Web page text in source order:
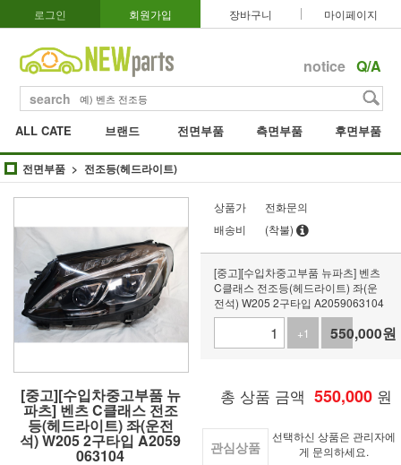
로그인 회원가입 장바구니 마이페이지
notice Q/A
search
ALL CATE 브랜드 전면부품 측면부품 후면부품
전면부품 전조등(헤드라이트)
[중고][수입차중고부품 뉴
파츠] 벤츠 C클래스 전조
등(헤드라이트) 좌(운전
석) W205 2구타입 A2059
063104
상품가
전화문의
배송비
(착불)
[중고][수입차중고부품 뉴파츠] 벤츠
C클래스 전조등(헤드라이트) 좌(운
전석) W205 2구타입 A2059063104
+1
-1
550,000원
총 상품 금액 550,000 원
관심상품
선택하신 상품은 관리자에
게 문의하세요.